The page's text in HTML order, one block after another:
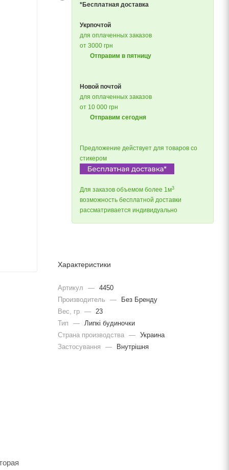
*Бесплатная доставка
Укрпочтой
для оплаченных заказов
от 3000 грн
Отправим в пятницу
Новой почтой
для оплаченных заказов
от 10 000 грн
Отправим сегодня
Предложение действует для товаров со
стикером
Для заказов объемом более 1м3
возможность бесплатной доставки
рассматривается индивидуально
Характеристики
Артикул — 4450
Производитель
—
Без Бренду
Вес, гр —
23
Тип
—
Липкі будиночки
Страна производства — Украина
Застосування
— Внутрішня